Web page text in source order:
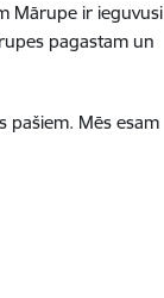
Mārupe ir ieguvusi
pagastam un
pašiem. Mēs esam
šautriņu turnīrā